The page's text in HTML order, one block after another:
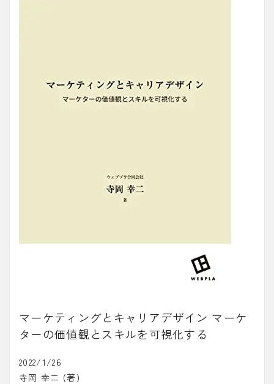
マーケティングとキャリアデザイン マーケ
ターの価値観とスキルを可視化する
2022/1/26
寺岡 幸二 (著)